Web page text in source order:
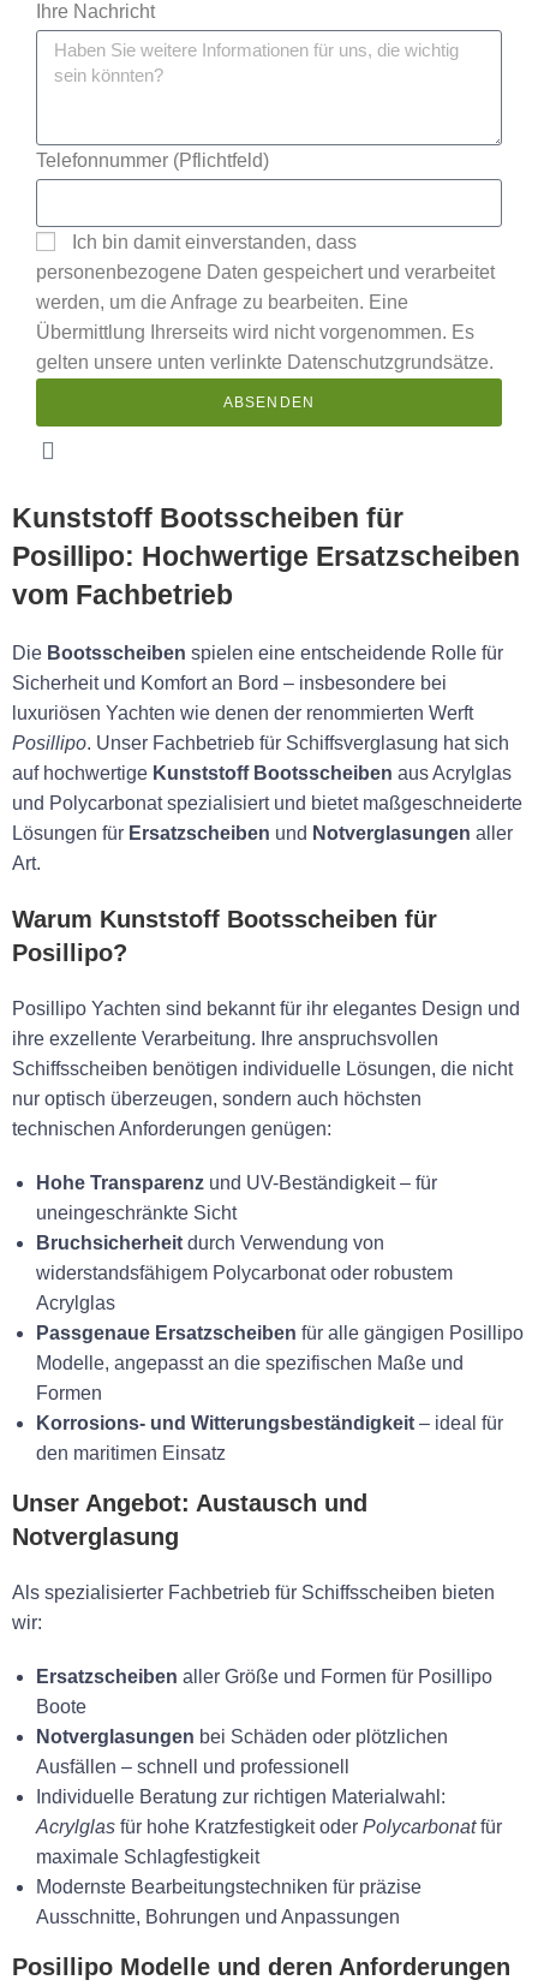
Ihre Nachricht
Telefonnummer (Pflichtfeld)
Ich bin damit einverstanden, dass
personenbezogene Daten gespeichert und verarbeitet
werden, um die Anfrage zu bearbeiten. Eine
Übermittlung Ihrerseits wird nicht vorgenommen. Es
gelten unsere unten verlinkte Datenschutzgrundsätze.
ABSENDEN
Kunststoff Bootsscheiben für
Posillipo: Hochwertige Ersatzscheiben
vom Fachbetrieb
Die Bootsscheiben spielen eine entscheidende Rolle für
Sicherheit und Komfort an Bord – insbesondere bei
luxuriösen Yachten wie denen der renommierten Werft
Posillipo. Unser Fachbetrieb für Schiffsverglasung hat sich
auf hochwertige Kunststoff Bootsscheiben aus Acrylglas
und Polycarbonat spezialisiert und bietet maßgeschneiderte
Lösungen für Ersatzscheiben und Notverglasungen aller
Art.
Warum Kunststoff Bootsscheiben für
Posillipo?
Posillipo Yachten sind bekannt für ihr elegantes Design und
ihre exzellente Verarbeitung. Ihre anspruchsvollen
Schiffsscheiben benötigen individuelle Lösungen, die nicht
nur optisch überzeugen, sondern auch höchsten
technischen Anforderungen genügen:
Hohe Transparenz und UV-Beständigkeit – für
uneingeschränkte Sicht
Bruchsicherheit durch Verwendung von
widerstandsfähigem Polycarbonat oder robustem
Acrylglas
Passgenaue Ersatzscheiben für alle gängigen Posillipo
Modelle, angepasst an die spezifischen Maße und
Formen
Korrosions- und Witterungsbeständigkeit – ideal für
den maritimen Einsatz
Unser Angebot: Austausch und
Notverglasung
Als spezialisierter Fachbetrieb für Schiffsscheiben bieten
wir:
Ersatzscheiben aller Größe und Formen für Posillipo
Boote
Notverglasungen bei Schäden oder plötzlichen
Ausfällen – schnell und professionell
Individuelle Beratung zur richtigen Materialwahl:
Acrylglas für hohe Kratzfestigkeit oder Polycarbonatfür
maximale Schlagfestigkeit
Modernste Bearbeitungstechniken für präzise
Ausschnitte, Bohrungen und Anpassungen
Posillipo Modelle und deren Anforderungen